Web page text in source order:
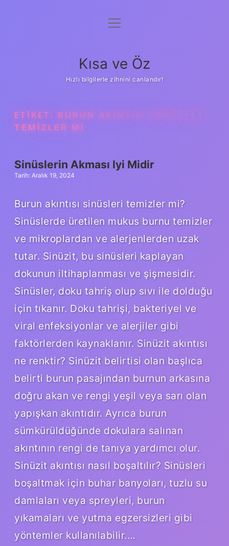
Anasayfa
Yasal Uyarı
menüyü
Kısa ve Öz
Hızlı bilgilerle zihnini canlandır!
ETIKET: BURUN AKINTISI SINÜSLERI
TEMIZLER MI
Sinüslerin Akması Iyi Midir
Tarih: Aralık 19, 2024
Burun akıntısı sinüsleri temizler mi?
Sinüslerde üretilen mukus burnu temizler
ve mikroplardan ve alerjenlerden uzak
tutar. Sinüzit, bu sinüsleri kaplayan
dokunun iltihaplanması ve şişmesidir.
Sinüsler, doku tahriş olup sıvı ile dolduğu
için tıkanır. Doku tahrişi, bakteriyel ve
viral enfeksiyonlar ve alerjiler gibi
faktörlerden kaynaklanır. Sinüzit akıntısı
ne renktir? Sinüzit belirtisi olan başlıca
belirti burun pasajından burnun arkasına
doğru akan ve rengi yeşil veya sarı olan
yapışkan akıntıdır. Ayrıca burun
sümkürüldüğünde dokulara salınan
akıntının rengi de tanıya yardımcı olur.
Sinüzit akıntısı nasıl boşaltılır? Sinüsleri
boşaltmak için buhar banyoları, tuzlu su
damlaları veya spreyleri, burun
yıkamaları ve yutma egzersizleri gibi
yöntemler kullanılabilir.…